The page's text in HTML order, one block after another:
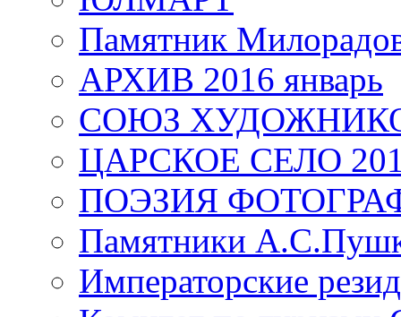
Памятник
АРХИВ 2016 январь
СОЮЗ
ЦАРСКОЕ СЕЛО
ПОЭЗИЯ
Памятники
Императорские